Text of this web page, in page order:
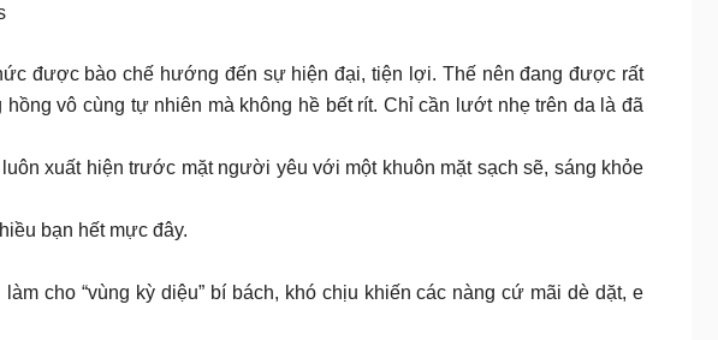
được bào chế hướng đến sự hiện đại, tiện lợi. Thế nên đang được rất
vô cùng tự nhiên mà không hề bết rít. Chỉ cần lướt nhẹ trên da là đã
xuất hiện trước mặt người yêu với một khuôn mặt sạch sẽ, sáng khỏe
bạn hết mực đây.
cho “vùng kỳ diệu” bí bách, khó chịu khiến các nàng cứ mãi dè dặt, e